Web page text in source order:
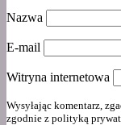
Nazwa
E-mail
Witryna internetowa
Wysyłając komentarz,
zgodnie z polityką